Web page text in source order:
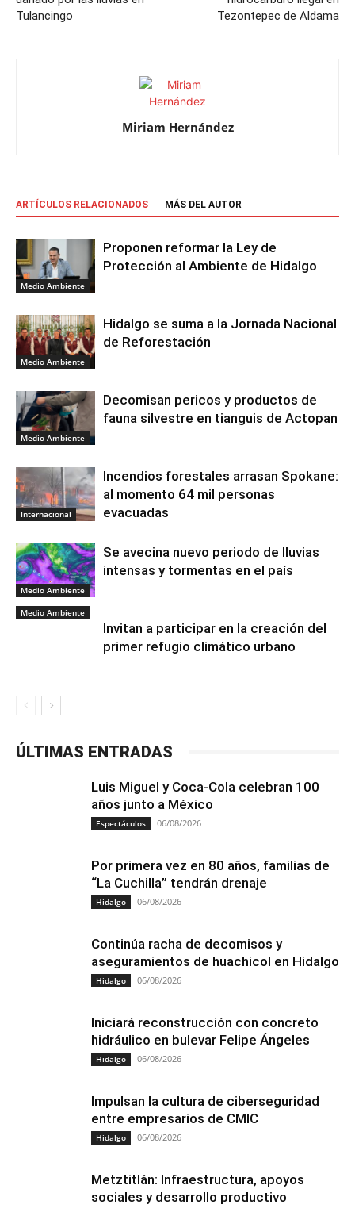
Tulancingo
Tezontepec de Aldama
Miriam Hernández
ARTÍCULOS RELACIONADOS MÁS DEL AUTOR
Medio Ambiente
Proponen reformar la Ley de
Protección al Ambiente de Hidalgo
Medio Ambiente
Hidalgo se suma a la Jornada Nacional
de Reforestación
Medio Ambiente
Decomisan pericos y productos de
fauna silvestre en tianguis de Actopan
Internacional
Incendios forestales arrasan Spokane:
al momento 64 mil personas
evacuadas
Medio Ambiente
Se avecina nuevo periodo de lluvias
intensas y tormentas en el país
Medio Ambiente
Invitan a participar en la creación del
primer refugio climático urbano
ÚLTIMAS ENTRADAS
Luis Miguel y Coca-Cola celebran 100
años junto a México
Espectáculos 06/08/2026
Por primera vez en 80 años, familias de
“La Cuchilla” tendrán drenaje
Hidalgo 06/08/2026
Continúa racha de decomisos y
aseguramientos de huachicol en Hidalgo
Hidalgo 06/08/2026
Iniciará reconstrucción con concreto
hidráulico en bulevar Felipe Ángeles
Hidalgo 06/08/2026
Impulsan la cultura de ciberseguridad
entre empresarios de CMIC
Hidalgo 06/08/2026
Metztitlán: Infraestructura, apoyos
sociales y desarrollo productivo